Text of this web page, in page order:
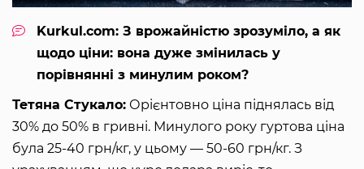
Kurkul.com: З врожайністю зрозуміло, а як
щодо ціни: вона дуже змінилась у
порівнянні з минулим роком?
Тетяна Стукало: Орієнтовно ціна піднялась від
30% до 50% в гривні. Минулого року гуртова ціна
була 25-40 грн/кг, у цьому — 50-60 грн/кг. З